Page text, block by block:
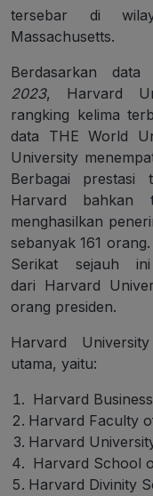
tersebar di
Massachusetts.
Berdasarkan data
2023, Harvard
rangking kelima
data THE World
University
Berbagai prestasi
Harvard bahkan
menghasilkan
sebanyak 161
Serikat sejauh
dari Harvard
orang presiden.
Harvard
utama, yaitu:
Harvard
Harvard Faculty
Harvard
Harvard School
Harvard Divinity